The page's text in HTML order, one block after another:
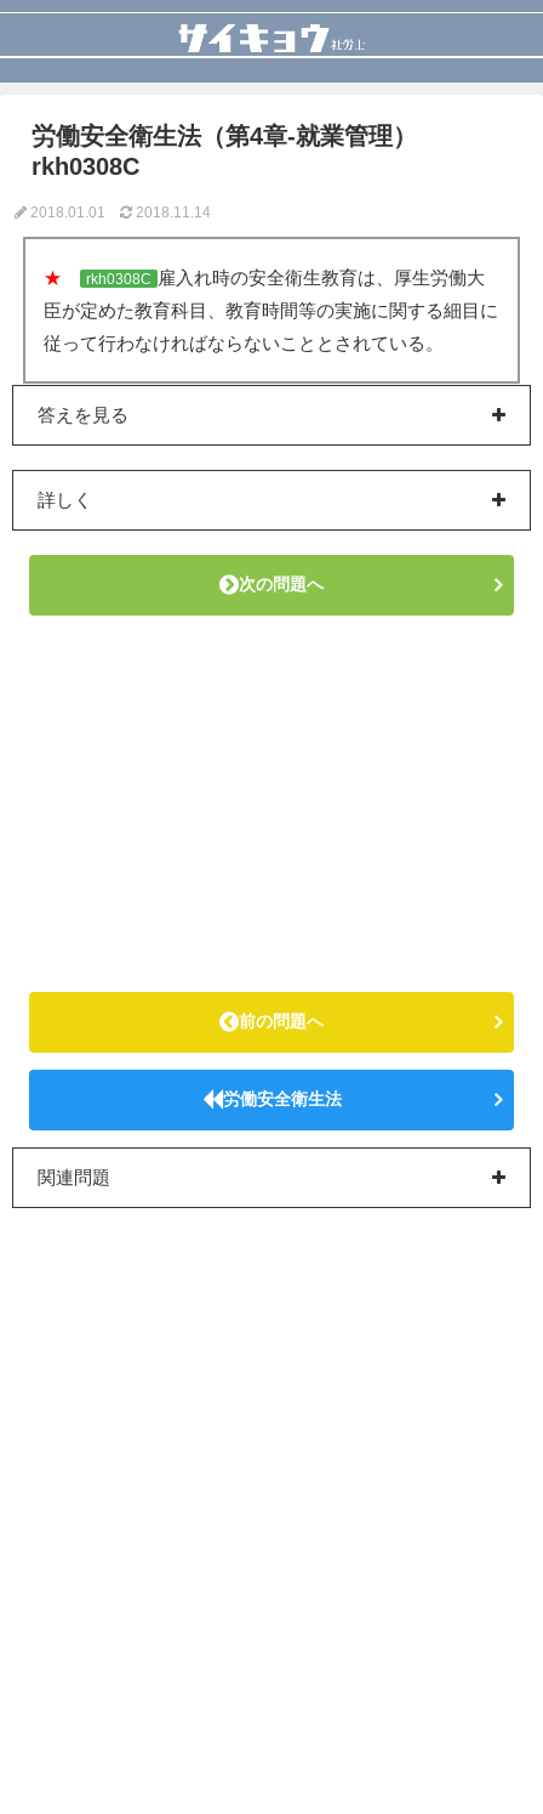
労働安全衛生法（第4章-就業管理）
rkh0308C
2018.01.01 2018.11.14
★ rkh0308C 雇入れ時の安全衛生教育は、厚生労働大
臣が定めた教育科目、教育時間等の実施に関する細目に
従って行わなければならないこととされている。
答えを見る
詳しく
次の問題へ
前の問題へ
労働安全衛生法
関連問題